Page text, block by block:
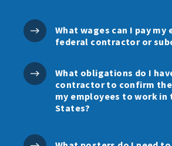
What wages can I pay my
federal contractor or
What obligations do I
contractor to confirm
my employees to work in
States?